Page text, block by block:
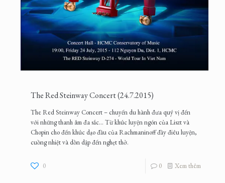
The Red Steinway Concert (24.7.2015)
The Red Steinway Concert – chuyến du hành đưa quý vị đến
với những thanh âm đa sắc... Từ khúc luyện ngón của Liszt và
Chopin cho đến khúc dạo đầu của Rachmaninoff đầy điêu luyện,
cuồng nhiệt và dồn dập đến nghẹt thở.
0 0 Xem thêm